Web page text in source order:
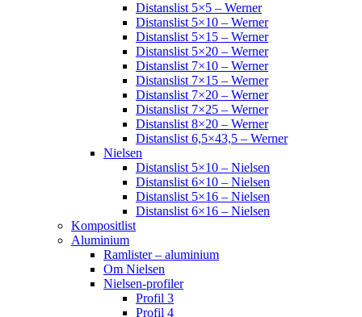
Distanslist 5×5 – Werner
Distanslist 5×10 – Werner
Distanslist 5×15 – Werner
Distanslist 5×20 – Werner
Distanslist 7×10 – Werner
Distanslist 7×15 – Werner
Distanslist 7×20 – Werner
Distanslist 7×25 – Werner
Distanslist 8×20 – Werner
Distanslist 6,5×43,5 – Werner
Nielsen
Distanslist 5×10 – Nielsen
Distanslist 6×10 – Nielsen
Distanslist 5×16 – Nielsen
Distanslist 6×16 – Nielsen
Kompositlist
Aluminium
Ramlister – aluminium
Om Nielsen
Nielsen-profiler
Profil 3
Profil 4